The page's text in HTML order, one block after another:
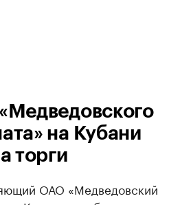
на Кубани
торги
ОАО «Медведовский